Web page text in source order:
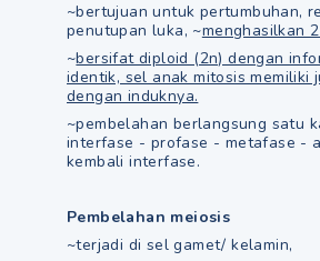
~bertujuan untuk pertumbuhan,
penutupan luka, ~menghasilkan
~bersifat diploid (2n) dengan
identik, sel anak mitosis memiliki
dengan induknya.
~pembelahan berlangsung satu
interfase - profase - metafase -
kembali interfase.
Pembelahan meiosis
~terjadi di sel gamet/ kelamin,